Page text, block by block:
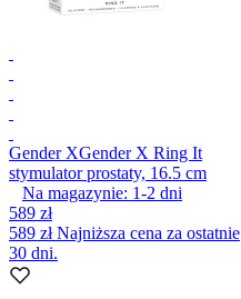
Gender XGender X Ring It
stymulator prostaty, 16.5 cm
Na magazynie: 1-2 dni
589 zł
589 złNajniższa cena za ostatnie
30 dni.